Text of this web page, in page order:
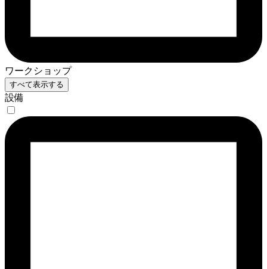
ワークショップ
すべて表示する
設備